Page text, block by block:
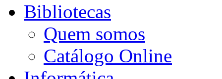
Bibliotecas
Quem somos
Catálogo Online